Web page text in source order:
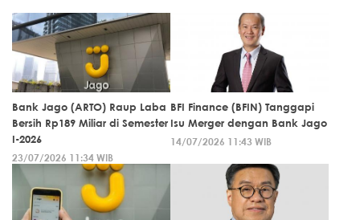
Bank Jago (ARTO) Raup Laba
Bersih Rp189 Miliar di Semester
I-2026
23/07/2026 11:34 WIB
BFI Finance (BFIN) Tanggapi
Isu Merger dengan Bank Jago
14/07/2026 11:43 WIB